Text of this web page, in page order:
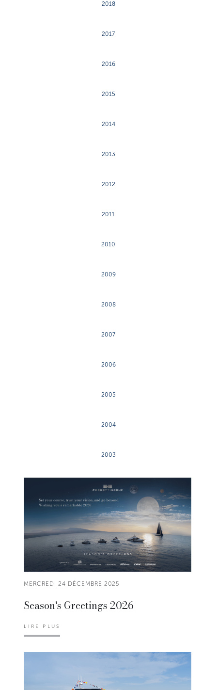
2018
2017
2016
2015
2014
2013
2012
2011
2010
2009
2008
2007
2006
2005
2004
2003
MERCREDI 24 DÉCEMBRE 2025
Season's Greetings 2026
LIRE PLUS